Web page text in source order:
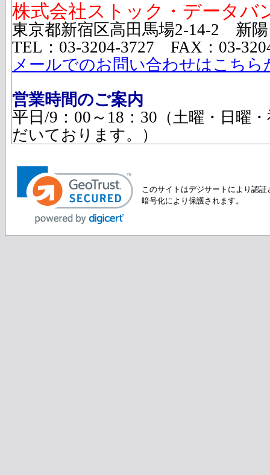
株式会社ストック・データバ
東京都新宿区高田馬場2-14-2 新
TEL：03-3204-3727 FAX：03-
メールでのお問い合わせはこちら
営業時間のご案内
平日/9：00～18：30 （土曜・日曜
だいております。）
このサイトはデジサートにより認
暗号化により保護されます。